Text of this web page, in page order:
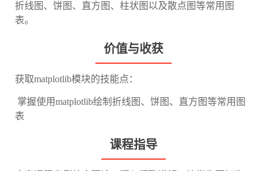
折线图、饼图、直方图、柱状图以及散点图等常用图
表。
价值与收获
获取matplotlib模块的技能点：
​ 掌握使用matplotlib绘制折线图、饼图、直方图等常用图
表
课程指导